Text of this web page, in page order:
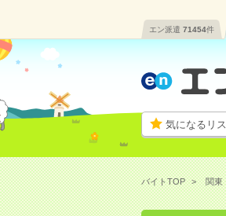
エン派遣 71454件
気になるリ
バイトTOP 関東